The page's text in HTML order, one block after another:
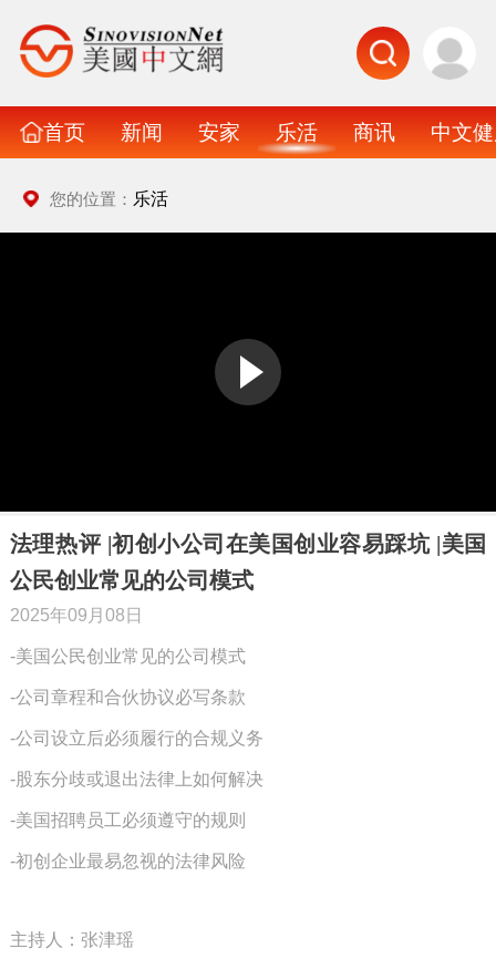
首页 新闻 安家 乐活 商讯 中文
您的位置： 乐活
法理热评 |初创小公司在美国创业容易踩坑 |美国
公民创业常见的公司模式
2025年09月08日
-美国公民创业常见的公司模式
-公司章程和合伙协议必写条款
-公司设立后必须履行的合规义务
-股东分歧或退出法律上如何解决
-美国招聘员工必须遵守的规则
-初创企业最易忽视的法律风险
主持人：张津瑶